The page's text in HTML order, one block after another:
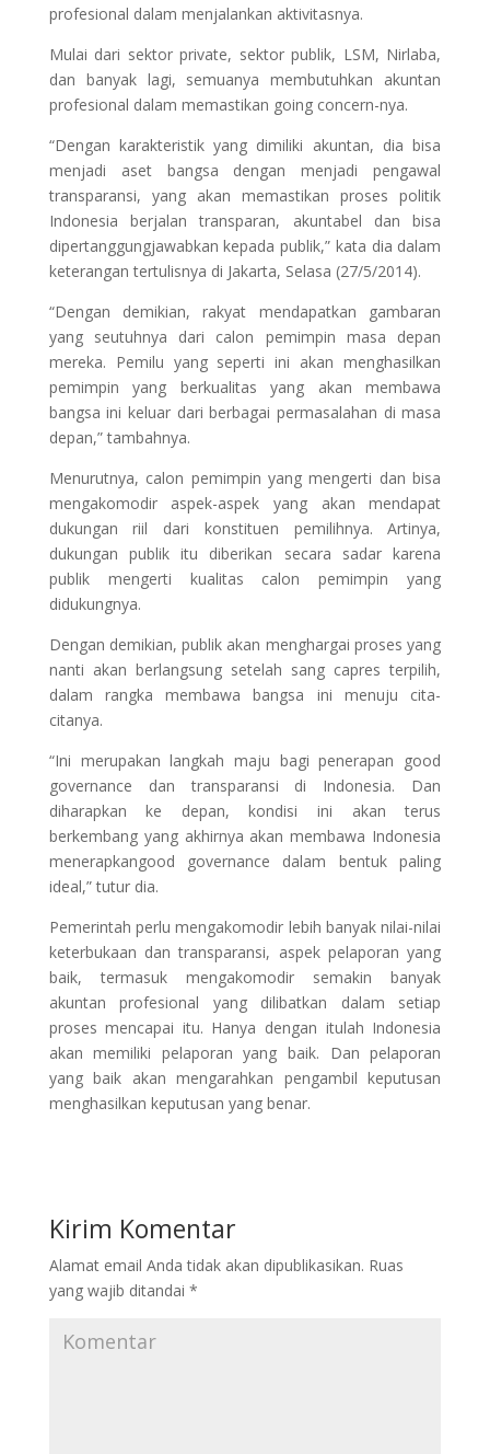
profesional dalam menjalankan aktivitasnya.
Mulai dari sektor private, sektor publik, LSM, Nirlaba,
dan banyak lagi, semuanya membutuhkan akuntan
profesional dalam memastikan going concern-nya.
“Dengan karakteristik yang dimiliki akuntan, dia bisa
menjadi aset bangsa dengan menjadi pengawal
transparansi, yang akan memastikan proses politik
Indonesia berjalan transparan, akuntabel dan bisa
dipertanggungjawabkan kepada publik,” kata dia dalam
keterangan tertulisnya di Jakarta, Selasa (27/5/2014).
“Dengan demikian, rakyat mendapatkan gambaran
yang seutuhnya dari calon pemimpin masa depan
mereka. Pemilu yang seperti ini akan menghasilkan
pemimpin yang berkualitas yang akan membawa
bangsa ini keluar dari berbagai permasalahan di masa
depan,” tambahnya.
Menurutnya, calon pemimpin yang mengerti dan bisa
mengakomodir aspek-aspek yang akan mendapat
dukungan riil dari konstituen pemilihnya. Artinya,
dukungan publik itu diberikan secara sadar karena
publik mengerti kualitas calon pemimpin yang
didukungnya.
Dengan demikian, publik akan menghargai proses yang
nanti akan berlangsung setelah sang capres terpilih,
dalam rangka membawa bangsa ini menuju cita-
citanya.
“Ini merupakan langkah maju bagi penerapan good
governance dan transparansi di Indonesia. Dan
diharapkan ke depan, kondisi ini akan terus
berkembang yang akhirnya akan membawa Indonesia
menerapkangood governance dalam bentuk paling
ideal,” tutur dia.
Pemerintah perlu mengakomodir lebih banyak nilai-nilai
keterbukaan dan transparansi, aspek pelaporan yang
baik, termasuk mengakomodir semakin banyak
akuntan profesional yang dilibatkan dalam setiap
proses mencapai itu. Hanya dengan itulah Indonesia
akan memiliki pelaporan yang baik. Dan pelaporan
yang baik akan mengarahkan pengambil keputusan
menghasilkan keputusan yang benar.
Kirim Komentar
Alamat email Anda tidak akan dipublikasikan. Ruas
yang wajib ditandai *